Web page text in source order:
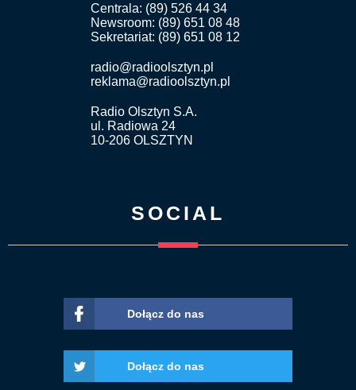
Centrala: (89) 526 44 34
Newsroom: (89) 651 08 48
Sekretariat: (89) 651 08 12
radio@radioolsztyn.pl
reklama@radioolsztyn.pl
Radio Olsztyn S.A.
ul. Radiowa 24
10-206 OLSZTYN
SOCIAL
Dołącz do nas
Dołącz do nas